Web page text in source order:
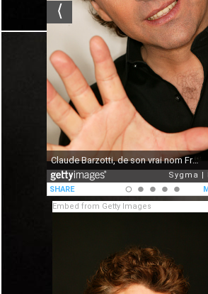
Embed from Getty Images